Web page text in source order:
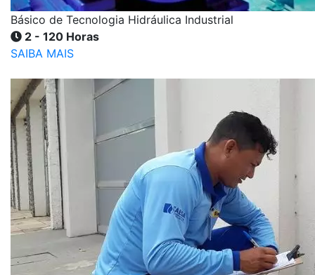
Básico de Tecnologia Hidráulica Industrial
2 - 120 Horas
SAIBA MAIS